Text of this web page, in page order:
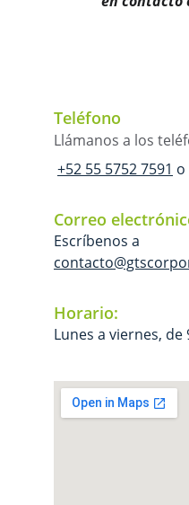
Teléfono
Llámanos a los
+52 55 5752 7591 o
Correo
Escríbenos a
Horario:
Lunes a viernes, de